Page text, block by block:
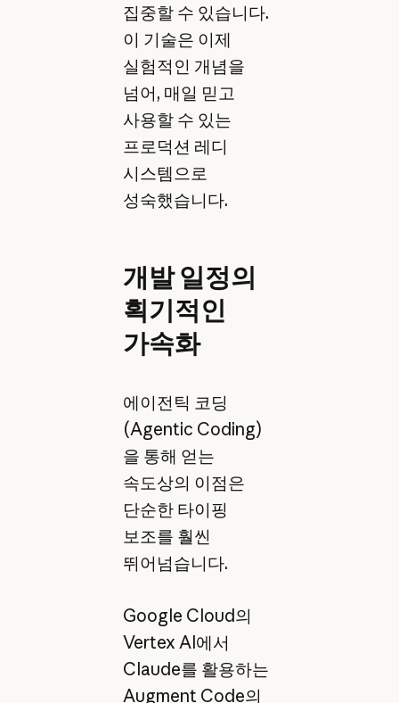
집중할 수 있습니다.
이 기술은 이제
실험적인 개념을
넘어, 매일 믿고
사용할 수 있는
프로덕션 레디
시스템으로
성숙했습니다.
개발 일정의
획기적인
가속화
에이전틱 코딩
(Agentic Coding)
을 통해 얻는
속도상의 이점은
단순한 타이핑
보조를 훨씬
뛰어넘습니다.
Google Cloud의
Vertex AI에서
Claude를 활용하는
Augment Code의